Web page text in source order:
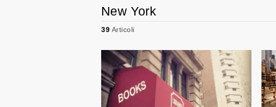
New York
39 Articoli